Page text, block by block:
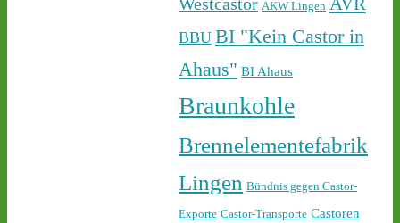
Mahnwache versammelt -
castor-stoppen.de/ticker/
#atommüll #castor
AKW Lingen
BBU BI "Kein Castor in
Ahaus" BI Ahaus
Braunkohle
Brennelementefabrik
Lingen Bündnis gegen Castor-
Exporte Castor-Transporte Castoren